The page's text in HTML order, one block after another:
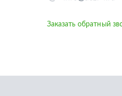
Заказать обратный